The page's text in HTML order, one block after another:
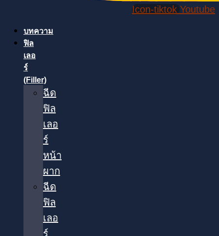
Icon-tiktok Youtube
บทความ
ฟิล
เลอ
ร์
(Filler)
ฉีด
ฟิล
เลอ
ร์
หน้า
ผาก
ฉีด
ฟิล
เลอ
ร์